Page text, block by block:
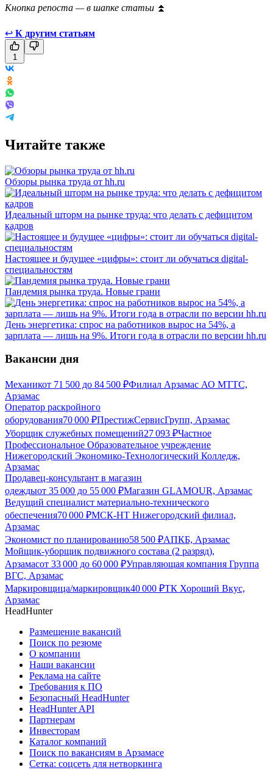
Кнопка репоста — в шапке статьи ⏫
↩ К другим статьям
1
Читайте также
Обзоры рынка труда от hh.ru
Идеальный шторм на рынке труда: что делать с дефицитом
кадров
Настоящее и будущее «цифры»: стоит ли обучаться digital-
специальностям
Пандемия рынка труда. Новые грани
День энергетика: спрос на работников вырос на 54%, а
зарплата — лишь на 9%. Итоги года в отрасли по версии hh.ru
Вакансии дня
Механикот 71 500 до 84 500 ₽Филиал Арзамас АО МТТС,
Арзамас
Оператор раскройного
оборудования70 000 ₽ПрестижСервисГрупп, Арзамас
Уборщик служебных помещений27 093 ₽Частное
Профессиональное Образовательное учреждение
Нижегородский Экономико-Технологический Колледж,
Арзамас
Продавец-консультант в магазин
одеждыот 35 000 до 55 000 ₽Магазин GLAMOUR, Арзамас
Ведущий специалист материально-технического
обеспечения70 000 ₽МСК-НТ Нижегородский филиал,
Арзамас
Экономист по планированию58 500 ₽АПКБ, Арзамас
Мойщик-уборщик подвижного состава (2 разряд),
Арзамасот 33 000 до 60 000 ₽Управляющая компания Группа
ВГС, Арзамас
Маркировщица/маркировщик40 000 ₽ТК Хороший Вкус,
Арзамас
HeadHunter
Размещение вакансий
Поиск по резюме
О компании
Наши вакансии
Реклама на сайте
Требования к ПО
Безопасный HeadHunter
HeadHunter API
Партнерам
Инвесторам
Каталог компаний
Поиск по вакансиям в Арзамасе
Сетка: соцсеть для нетворкинга